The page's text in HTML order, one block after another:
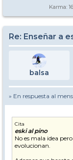
Karma: 16
Re: Enseñar a
balsa
» En respuesta al
Cita
eski al pino
No es mala idea
evolucionan.